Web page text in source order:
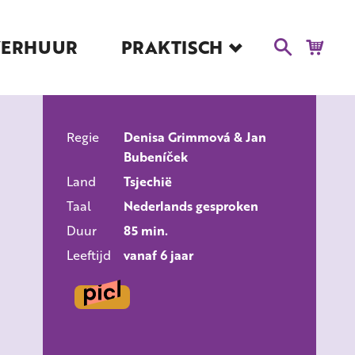
PRAKTISCH
Blog
Educatie
Kaartverkoop en
Tarieven
Over Het Ketelhuis
Vacatures
ALLE FILMS
Regie
Denisa Grimmová & Jan
Bubeníček
Land
Tsjechië
Taal
Nederlands gesproken
Duur
85 min.
Leeftijd
vanaf 6 jaar